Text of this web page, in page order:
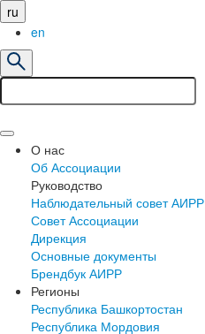
ru
en
О нас
Об Ассоциации
Руководство
Наблюдательный совет АИРР
Совет Ассоциации
Дирекция
Основные документы
Брендбук АИРР
Регионы
Республика Башкортостан
Республика Мордовия